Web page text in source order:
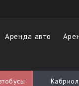
Аренда авто